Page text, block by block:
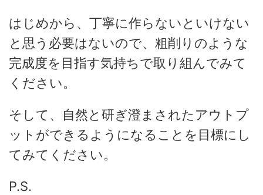
はじめから、丁寧に作らないといけない
と思う必要はないので、粗削りのような
完成度を目指す気持ちで取り組んでみて
ください。
そして、自然と研ぎ澄まされたアウトプ
ットができるようになることを目標にし
てみてください。
P.S.